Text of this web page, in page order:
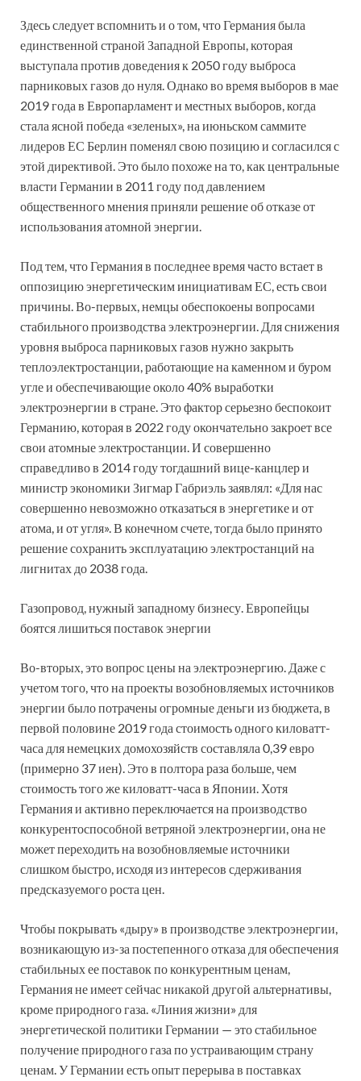
Здесь следует вспомнить и о том, что Германия была
единственной страной Западной Европы, которая
выступала против доведения к 2050 году выброса
парниковых газов до нуля. Однако во время выборов в мае
2019 года в Европарламент и местных выборов, когда
стала ясной победа «зеленых», на июньском саммите
лидеров ЕС Берлин поменял свою позицию и согласился с
этой директивой. Это было похоже на то, как центральные
власти Германии в 2011 году под давлением
общественного мнения приняли решение об отказе от
использования атомной энергии.
Под тем, что Германия в последнее время часто встает в
оппозицию энергетическим инициативам ЕС, есть свои
причины. Во-первых, немцы обеспокоены вопросами
стабильного производства электроэнергии. Для снижения
уровня выброса парниковых газов нужно закрыть
теплоэлектростанции, работающие на каменном и буром
угле и обеспечивающие около 40% выработки
электроэнергии в стране. Это фактор серьезно беспокоит
Германию, которая в 2022 году окончательно закроет все
свои атомные электростанции. И совершенно
справедливо в 2014 году тогдашний вице-канцлер и
министр экономики Зигмар Габриэль заявлял: «Для нас
совершенно невозможно отказаться в энергетике и от
атома, и от угля». В конечном счете, тогда было принято
решение сохранить эксплуатацию электростанций на
лигнитах до 2038 года.
Газопровод, нужный западному бизнесу. Европейцы
боятся лишиться поставок энергии
Во-вторых, это вопрос цены на электроэнергию. Даже с
учетом того, что на проекты возобновляемых источников
энергии было потрачены огромные деньги из бюджета, в
первой половине 2019 года стоимость одного киловатт-
часа для немецких домохозяйств составляла 0,39 евро
(примерно 37 иен). Это в полтора раза больше, чем
стоимость того же киловатт-часа в Японии. Хотя
Германия и активно переключается на производство
конкурентоспособной ветряной электроэнергии, она не
может переходить на возобновляемые источники
слишком быстро, исходя из интересов сдерживания
предсказуемого роста цен.
Чтобы покрывать «дыру» в производстве электроэнергии,
возникающую из-за постепенного отказа для обеспечения
стабильных ее поставок по конкурентным ценам,
Германия не имеет сейчас никакой другой альтернативы,
кроме природного газа. «Линия жизни» для
энергетической политики Германии — это стабильное
получение природного газа по устраивающим страну
ценам. У Германии есть опыт перерыва в поставках